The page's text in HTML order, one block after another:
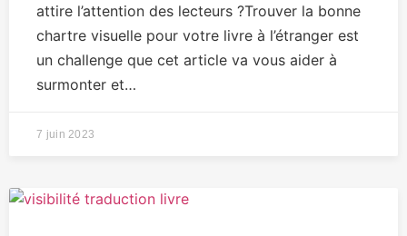
attire l’attention des lecteurs ?Trouver la bonne
chartre visuelle pour votre livre à l’étranger est
un challenge que cet article va vous aider à
surmonter et…
7 juin 2023